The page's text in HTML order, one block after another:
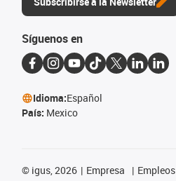
Síguenos en
Idioma:Español
País: Mexico
© igus, 2026 Empresa Empleos